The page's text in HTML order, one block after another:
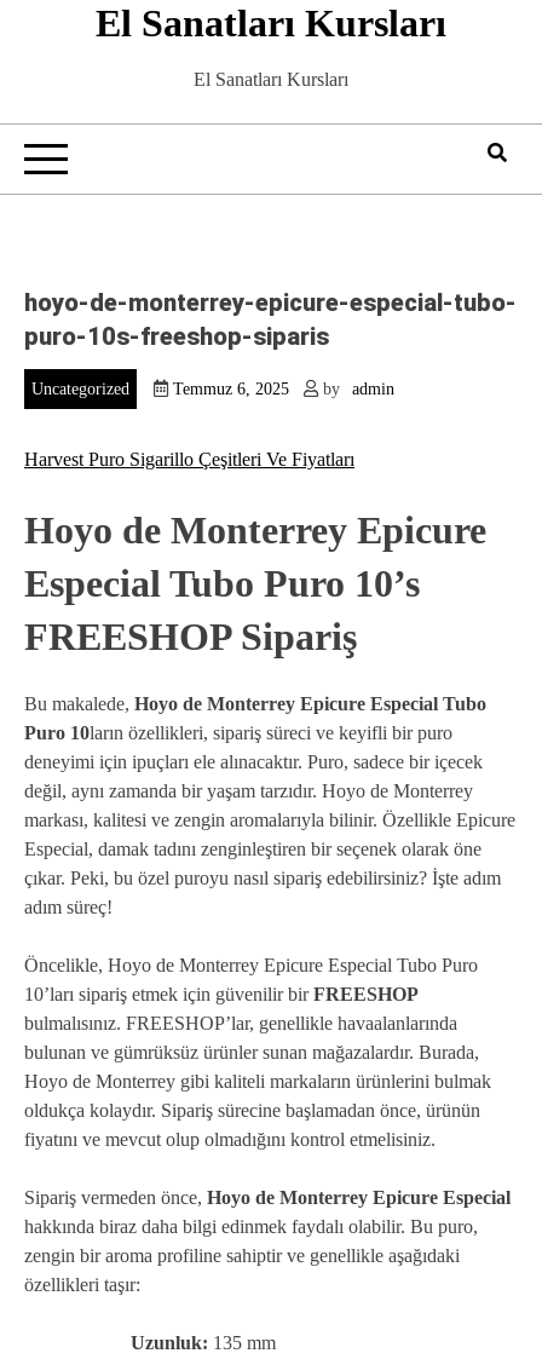
El Sanatları Kursları
El Sanatları Kursları
hoyo-de-monterrey-epicure-especial-tubo-
puro-10s-freeshop-siparis
Uncategorized Temmuz 6, 2025 by admin
Harvest Puro Sigarillo Çeşitleri Ve Fiyatları
Hoyo de Monterrey Epicure
Especial Tubo Puro 10’s
FREESHOP Sipariş
Bu makalede, Hoyo de Monterrey Epicure Especial Tubo
Puro 10ların özellikleri, sipariş süreci ve keyifli bir puro
deneyimi için ipuçları ele alınacaktır. Puro, sadece bir içecek
değil, aynı zamanda bir yaşam tarzıdır. Hoyo de Monterrey
markası, kalitesi ve zengin aromalarıyla bilinir. Özellikle Epicure
Especial, damak tadını zenginleştiren bir seçenek olarak öne
çıkar. Peki, bu özel puroyu nasıl sipariş edebilirsiniz? İşte adım
adım süreç!
Öncelikle, Hoyo de Monterrey Epicure Especial Tubo Puro
10’ları sipariş etmek için güvenilir birFREESHOP
bulmalısınız. FREESHOP’lar, genellikle havaalanlarında
bulunan ve gümrüksüz ürünler sunan mağazalardır. Burada,
Hoyo de Monterrey gibi kaliteli markaların ürünlerini bulmak
oldukça kolaydır. Sipariş sürecine başlamadan önce, ürünün
fiyatını ve mevcut olup olmadığını kontrol etmelisiniz.
Sipariş vermeden önce, Hoyo de Monterrey Epicure Especial
hakkında biraz daha bilgi edinmek faydalı olabilir. Bu puro,
zengin bir aroma profiline sahiptir ve genellikle aşağıdaki
özellikleri taşır:
Uzunluk: 135 mm